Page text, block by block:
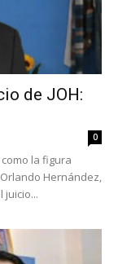
de JOH:
0
la figura
Hernández,